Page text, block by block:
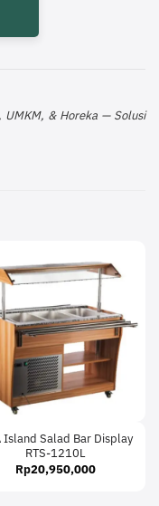
& Horeka — Solusi
Island Salad Bar Display
RTS-1210L
Rp20,950,000